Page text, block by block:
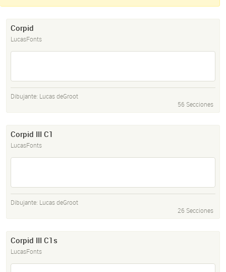
Corpid
LucasFonts
Dibujante: Lucas deGroot
56 Secciones
Corpid III C1
LucasFonts
Dibujante: Lucas deGroot
26 Secciones
Corpid III C1s
LucasFonts